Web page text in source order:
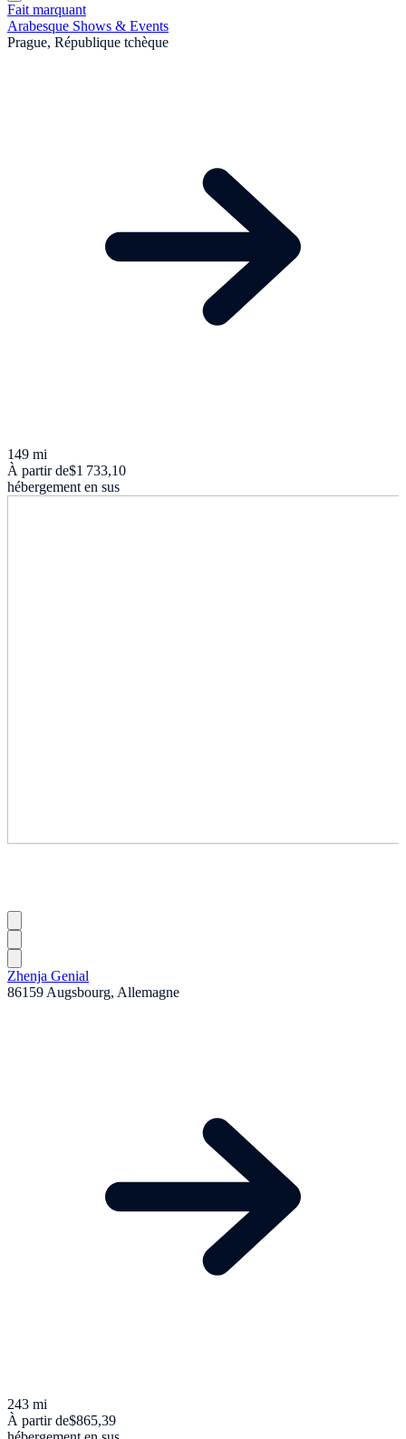
Fait marquant
Arabesque Shows & Events
Prague, République tchèque
149 mi
À partir de$1 733,10
hébergement en sus
Zhenja Genial
86159 Augsbourg, Allemagne
243 mi
À partir de$865,39